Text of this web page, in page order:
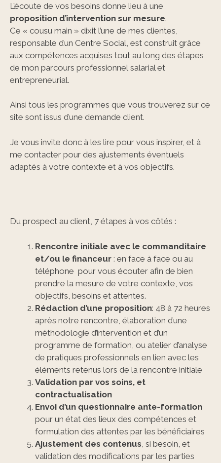
L’écoute de vos besoins donne lieu à une
proposition d’intervention sur mesure.
Ce « cousu main » dixit l’une de mes clientes,
responsable d’un Centre Social, est construit grâce
aux compétences acquises tout au long des étapes
de mon parcours professionnel salarial et
entrepreneurial.
Ainsi tous les programmes que vous trouverez sur ce
site sont issus d’une demande client.
Je vous invite donc à les lire pour vous inspirer, et à
me contacter pour des ajustements éventuels
adaptés à votre contexte et à vos objectifs.
Du prospect au client, 7 étapes à vos côtés :
Rencontre initiale avec le commanditaire
et/ou le financeur : en face à face ou au
téléphone pour vous écouter afin de bien
prendre la mesure de votre contexte, vos
objectifs, besoins et attentes.
Rédaction d’une proposition: 48 à 72 heures
après notre rencontre, élaboration d’une
méthodologie d’intervention et d’un
programme de formation, ou atelier d’analyse
de pratiques professionnels en lien avec les
éléments retenus lors de la rencontre initiale
Validation par vos soins, et
contractualisation
Envoi d’un questionnaire ante-formation
pour un état des lieux des compétences et
formulation des attentes par les bénéficiaires
Ajustement des contenus , si besoin, et
validation des modifications par les parties